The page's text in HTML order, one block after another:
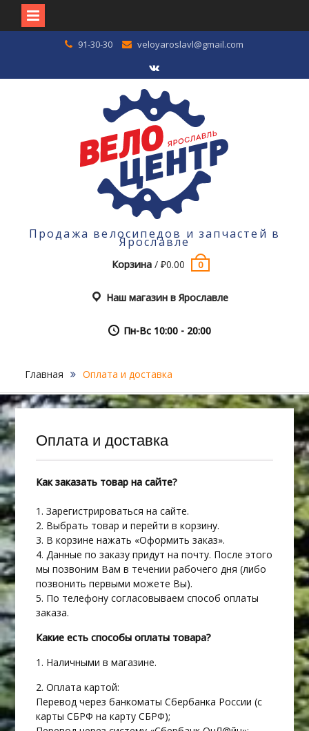
91-30-30 veloyaroslavl@gmail.com
VK
Продажа велосипедов и запчастей в
Ярославле
Корзина /₽0.00 0
Наш магазин в Ярославле
Пн-Вс 10:00 - 20:00
Главная Оплата и доставка
Оплата и доставка
Как заказать товар на сайте?
1. Зарегистрироваться на сайте.
2. Выбрать товар и перейти в корзину.
3. В корзине нажать «Оформить заказ».
4. Данные по заказу придут на почту. После этого
мы позвоним Вам в течении рабочего дня (либо
позвонить первыми можете Вы).
5. По телефону согласовываем способ оплаты
заказа.
Какие есть способы оплаты товара?
1. Наличными в магазине.
2. Оплата картой:
Перевод через банкоматы Сбербанка России (с
карты СБРФ на карту СБРФ);